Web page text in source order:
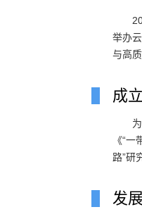
举办
与高
成
《“
路”研
发